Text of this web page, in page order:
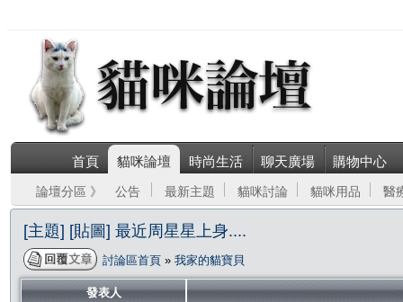
首頁 貓咪論壇 時尚生活 聊天廣場 購物中心
論壇分區 》 公告 最新主題 貓咪討論 貓咪用品 醫
[主題] [貼圖] 最近周星星上身....
討論區首頁 » 我家的貓寶貝
發表人